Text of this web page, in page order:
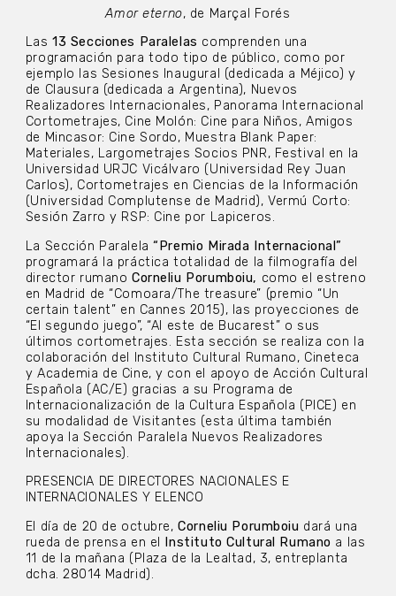
Amor eterno, de Marçal Forés
Las 13 Secciones Paralelas comprenden una
programación para todo tipo de público, como por
ejemplo las Sesiones Inaugural (dedicada a Méjico) y
de Clausura (dedicada a Argentina), Nuevos
Realizadores Internacionales, Panorama Internacional
Cortometrajes, Cine Molón: Cine para Niños, Amigos
de Mincasor: Cine Sordo, Muestra Blank Paper:
Materiales, Largometrajes Socios PNR, Festival en la
Universidad URJC Vicálvaro (Universidad Rey Juan
Carlos), Cortometrajes en Ciencias de la Información
(Universidad Complutense de Madrid), Vermú Corto:
Sesión Zarro y RSP: Cine por Lapiceros.
La Sección Paralela “Premio Mirada Internacional”
programará la práctica totalidad de la filmografía del
director rumanoCorneliu Porumboiu, como el estreno
en Madrid de “Comoara/The treasure” (premio “Un
certain talent” en Cannes 2015), las proyecciones de
“El segundo juego”, “Al este de Bucarest” o sus
últimos cortometrajes. Esta sección se realiza con la
colaboración del Instituto Cultural Rumano, Cineteca
y Academia de Cine, y con el apoyo de Acción Cultural
Española (AC/E) gracias a su Programa de
Internacionalización de la Cultura Española (PICE) en
su modalidad de Visitantes (esta última también
apoya la Sección Paralela Nuevos Realizadores
Internacionales).
PRESENCIA DE DIRECTORES NACIONALES E
INTERNACIONALES Y ELENCO
El día de 20 de octubre,Corneliu Porumboiu dará una
rueda de prensa en el
Instituto Cultural Rumano a las
11 de la mañana (Plaza de la Lealtad, 3, entreplanta
dcha. 28014 Madrid).